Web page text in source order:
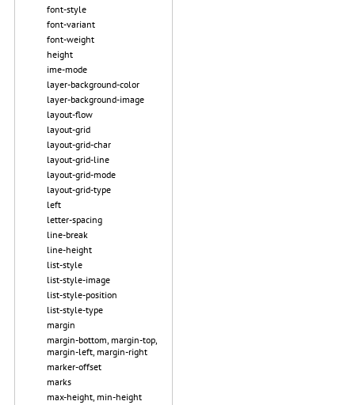
font-style
font-variant
font-weight
height
ime-mode
layer-background-color
layer-background-image
layout-flow
layout-grid
layout-grid-char
layout-grid-line
layout-grid-mode
layout-grid-type
left
letter-spacing
line-break
line-height
list-style
list-style-image
list-style-position
list-style-type
margin
margin-bottom, margin-top,
margin-left, margin-right
marker-offset
marks
max-height, min-height